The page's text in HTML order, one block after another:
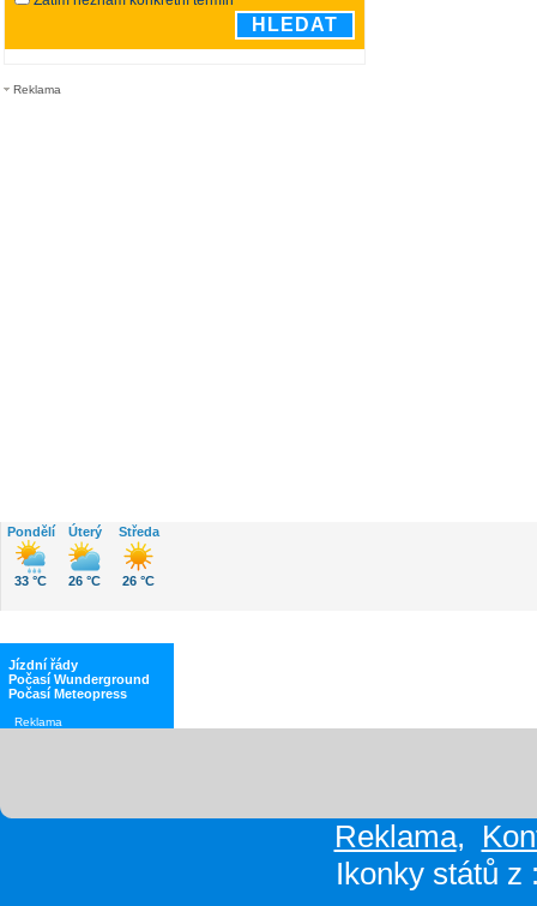
Reklama
Pondělí
33 °C
Úterý
26 °C
Středa
26 °C
Jízdní řády
Počasí Wunderground
Počasí Meteopress
Reklama
Reklama,
Ikonky států z